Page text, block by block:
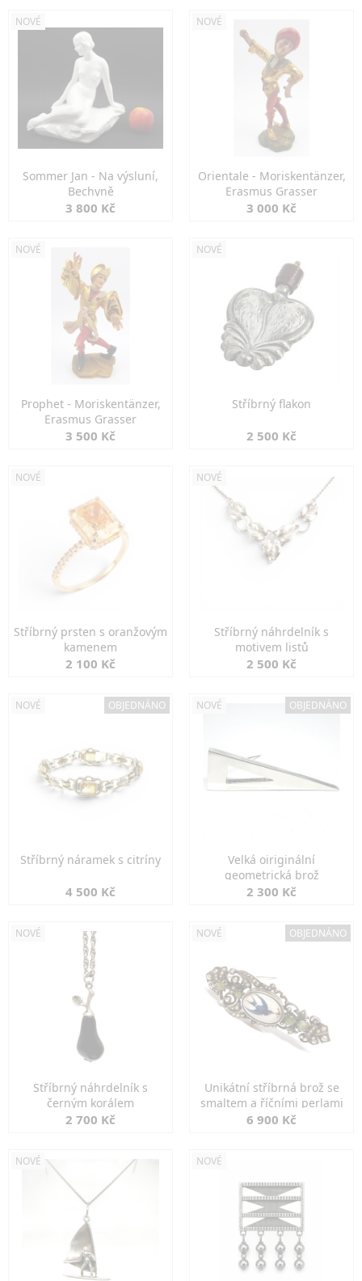
NOVÉ
Sommer Jan - Na výsluní,
Bechyně
3 800 Kč
NOVÉ
Orientale - Moriskentänzer,
Erasmus Grasser
3 000 Kč
NOVÉ
Prophet - Moriskentänzer,
Erasmus Grasser
3 500 Kč
NOVÉ
Stříbrný flakon
2 500 Kč
NOVÉ
Stříbrný prsten s oranžovým
kamenem
2 100 Kč
NOVÉ
Stříbrný náhrdelník s
motivem listů
2 500 Kč
NOVÉ OBJEDNÁNO
Stříbrný náramek s citríny
4 500 Kč
NOVÉ OBJEDNÁNO
Velká oiriginální
geometrická brož
2 300 Kč
NOVÉ
Stříbrný náhrdelník s
černým korálem
2 700 Kč
NOVÉ OBJEDNÁNO
Unikátní stříbrná brož se
smaltem a říčními perlami
6 900 Kč
NOVÉ NOVÉ